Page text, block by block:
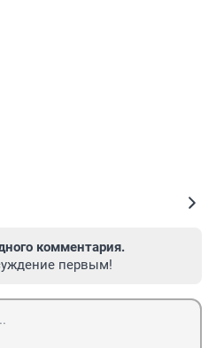
комментария.
первым!